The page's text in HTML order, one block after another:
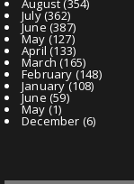
August(354)
July(362)
June(387)
May (127)
April (133)
March (165)
February (148)
January(108)
June (59)
May (1)
December (6)